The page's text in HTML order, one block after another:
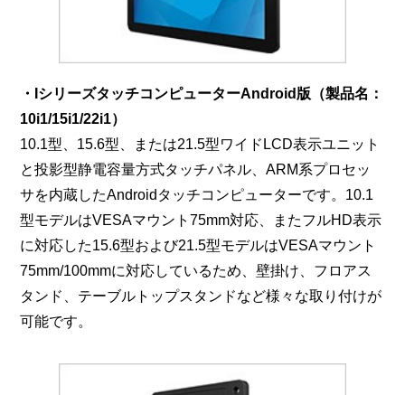
・IシリーズタッチコンピューターAndroid版（製品名：
10i1/15i1/22i1）
10.1型、15.6型、または21.5型ワイドLCD表示ユニット
と投影型静電容量方式タッチパネル、ARM系プロセッ
サを内蔵したAndroidタッチコンピューターです。10.1
型モデルはVESAマウント75mm対応、またフルHD表示
に対応した15.6型および21.5型モデルはVESAマウント
75mm/100mmに対応しているため、壁掛け、フロアス
タンド、テーブルトップスタンドなど様々な取り付けが
可能です。